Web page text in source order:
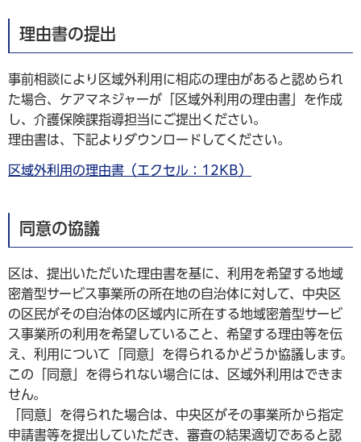
理由書の提出
事前相談により区域外利用に相応の理由があると認められ
た場合、ケアマネジャーが「区域外利用の理由書」を作成
し、介護保険課指導担当にご提出ください。
理由書は、下記よりダウンロードしてください。
区域外利用の理由書（エクセル：12KB）
同意の協議
区は、提出いただいた理由書を基に、利用を希望する地域
密着型サービス事業所の所在地の自治体に対して、中央区
の区民がその自治体の区域内に所在する地域密着型サービ
ス事業所の利用を希望していること、希望する理由等を伝
え、利用について「同意」を得られるかどうか協議します。
この「同意」を得られない場合には、区域外利用はできま
せん。
「同意」を得られた場合は、中央区がその事業所から指定
申請書等を提出していただき、審査の結果適切であると認